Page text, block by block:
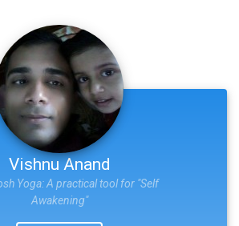
Vishnu Anand
Yoga: A practical tool for "Self
Awakening"